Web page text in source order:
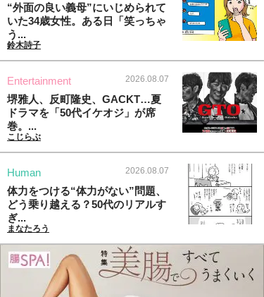
“外面の良い義母”にいじめられて
いた34歳女性。ある日「笑っちゃ
う...
鈴木詩子
Entertainment 2026.08.07
堺雅人、反町隆史、GACKT…夏
ドラマを「50代イケオジ」が席
巻。...
こじらぶ
Human 2026.08.07
体力をつける“体力がない”問題、
どう乗り越える？50代のリアルす
ぎ...
まなたろう